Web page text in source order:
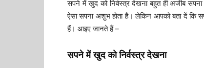
सपने में खुद को निर्वस्त्र देखना बहुत ही अजीब
ऐसा सपना अशुभ होता है। लेकिन आपको बता दें कि
हैं। आइए जानते हैं –
सपने में खुद को निर्वस्त्र देखना